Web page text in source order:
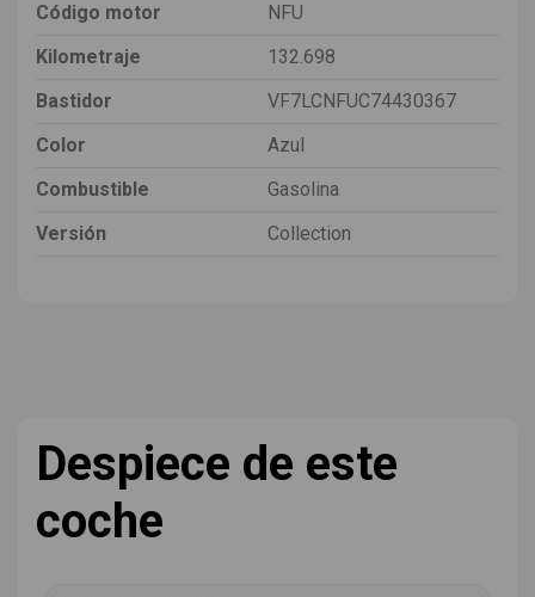
Código motor
NFU
Kilometraje
132.698
Bastidor
VF7LCNFUC74430367
Color
Azul
Combustible
Gasolina
Versión
Collection
Despiece de este
coche